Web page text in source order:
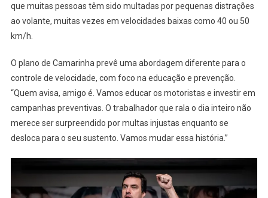
que muitas pessoas têm sido multadas por pequenas distrações
ao volante, muitas vezes em velocidades baixas como 40 ou 50
km/h.
O plano de Camarinha prevê uma abordagem diferente para o
controle de velocidade, com foco na educação e prevenção.
“Quem avisa, amigo é. Vamos educar os motoristas e investir em
campanhas preventivas. O trabalhador que rala o dia inteiro não
merece ser surpreendido por multas injustas enquanto se
desloca para o seu sustento. Vamos mudar essa história.”